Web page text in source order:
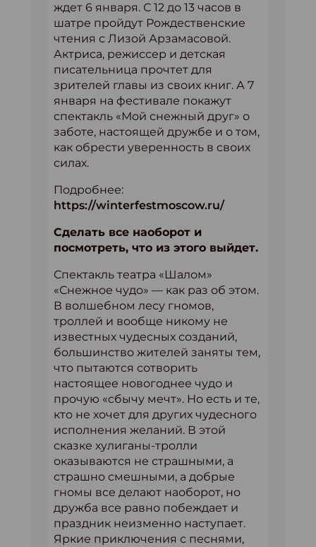
ждет 6 января. С 12 до 13 часов в
шатре пройдут Рождественские
чтения с Лизой Арзамасовой.
Актриса, режиссер и детская
писательница прочтет для
зрителей главы из своих книг. А 7
января на фестивале покажут
спектакль «Мой снежный друг» о
заботе, настоящей дружбе и о том,
как обрести уверенность в своих
силах.
Подробнее:
https://winterfestmoscow.ru/
Сделать все наоборот и
посмотреть, что из этого выйдет.
Спектакль театра «Шалом»
«Снежное чудо» — как раз об этом.
В волшебном лесу гномов,
троллей и вообще никому не
известных чудесных созданий,
большинство жителей заняты тем,
что пытаются сотворить
настоящее новогоднее чудо и
прочую «сбычу мечт». Но есть и те,
кто не хочет для других чудесного
исполнения желаний. В этой
сказке хулиганы-тролли
оказываются не страшными, а
страшно смешными, а добрые
гномы все делают наоборот, но
дружба все равно побеждает и
праздник неизменно наступает.
Яркие приключения с песнями,